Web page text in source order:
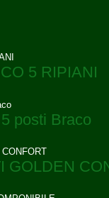
5 RIPIANI
posti Braco
GOLDEN